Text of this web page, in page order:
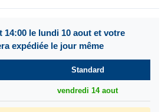
14:00 le lundi 10 aout et votre
expédiée le jour même
Standard
vendredi 14 aout